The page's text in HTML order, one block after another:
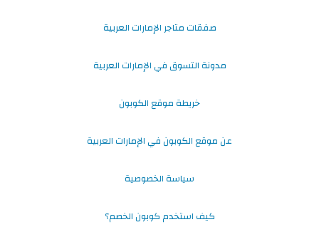
صفقات متاجر الإمارات العربية
مدونة التسوق في الإمارات العربية
خريطة موقع الكوبون
عن موقع الكوبون في الإمارات العربية
سياسة الخصوصية
كيف استخدم كوبون الخصم؟